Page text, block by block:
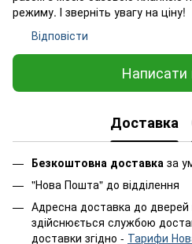
режиму. І зверніть увагу на ціну!
Відповісти
Написати
Доставка
Безкоштовна доставка за
"Нова Пошта" до відділення
Адресна доставка до дверей
здійснюється службою
доставки згідно - Тарифи